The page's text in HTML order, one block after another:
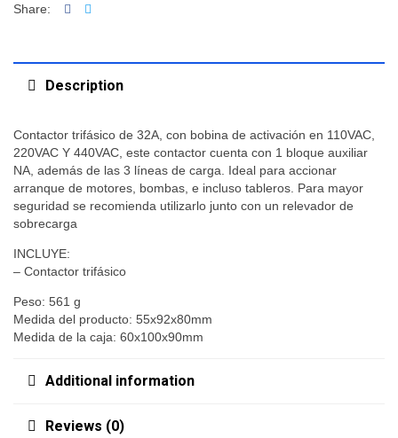
Share: Facebook
Description
Contactor trifásico de 32A, con bobina de activación en 110VAC,
220VAC Y 440VAC, este contactor cuenta con 1 bloque auxiliar
NA, además de las 3 líneas de carga. Ideal para accionar
arranque de motores, bombas, e incluso tableros. Para mayor
seguridad se recomienda utilizarlo junto con un relevador de
sobrecarga
INCLUYE:
– Contactor trifásico
Peso: 561 g
Medida del producto: 55x92x80mm
Medida de la caja: 60x100x90mm
Additional information
Reviews (0)